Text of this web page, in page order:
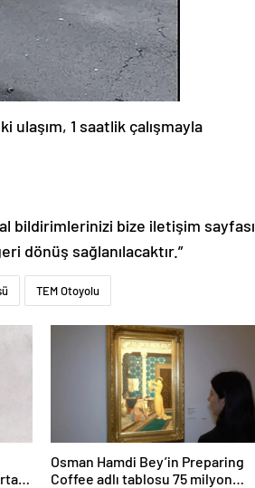
1 saatlik çalışmayla
bildirimlerinizi bize iletişim sayfası
dönüş sağlanılacaktır.”
TEM Otoyolu
Osman Hamdi Bey’in Preparing
Coffee adlı tablosu 75 milyon